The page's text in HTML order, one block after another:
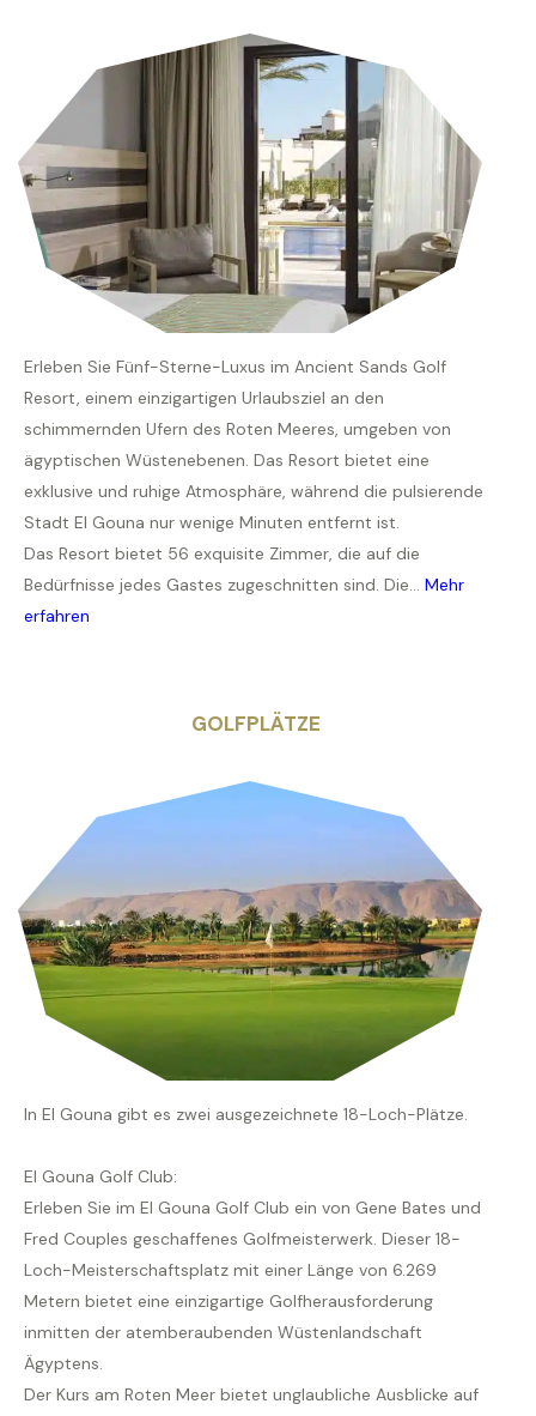
Erleben Sie Fünf-Sterne-Luxus im Ancient Sands Golf
Resort, einem einzigartigen Urlaubsziel an den
schimmernden Ufern des Roten Meeres, umgeben von
ägyptischen Wüstenebenen. Das Resort bietet eine
exklusive und ruhige Atmosphäre, während die pulsierende
Stadt El Gouna nur wenige Minuten entfernt ist.
Das Resort bietet 56 exquisite Zimmer, die auf die
Bedürfnisse jedes Gastes zugeschnitten sind. Die... Mehr
erfahren
GOLFPLÄTZE
In El Gouna gibt es zwei ausgezeichnete 18-Loch-Plätze.
El Gouna Golf Club:
Erleben Sie im El Gouna Golf Club ein von Gene Bates und
Fred Couples geschaffenes Golfmeisterwerk. Dieser 18-
Loch-Meisterschaftsplatz mit einer Länge von 6.269
Metern bietet eine einzigartige Golfherausforderung
inmitten der atemberaubenden Wüstenlandschaft
Ägyptens.
Der Kurs am Roten Meer bietet unglaubliche Ausblicke auf